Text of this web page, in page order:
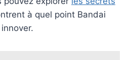
à quel point Bandai